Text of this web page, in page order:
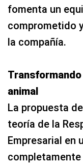
fomenta un
comprometido
la compañía.
animal
La propuesta
teoría de la
Empresarial en
completamente